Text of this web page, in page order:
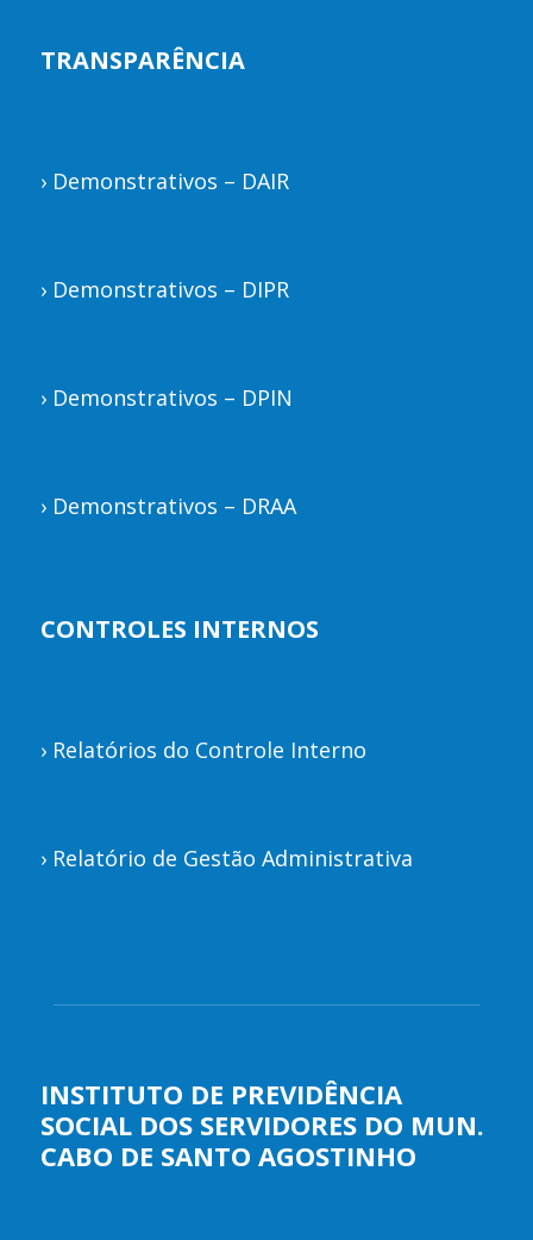
TRANSPARÊNCIA
› Demonstrativos – DAIR
› Demonstrativos – DIPR
› Demonstrativos – DPIN
› Demonstrativos – DRAA
CONTROLES INTERNOS
› Relatórios do Controle Interno
› Relatório de Gestão Administrativa
INSTITUTO DE PREVIDÊNCIA
SOCIAL DOS SERVIDORES DO MUN.
CABO DE SANTO AGOSTINHO